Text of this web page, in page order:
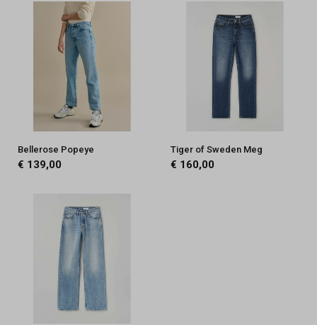
Bellerose Popeye
€ 139,00
Tiger of Sweden Meg
€ 160,00